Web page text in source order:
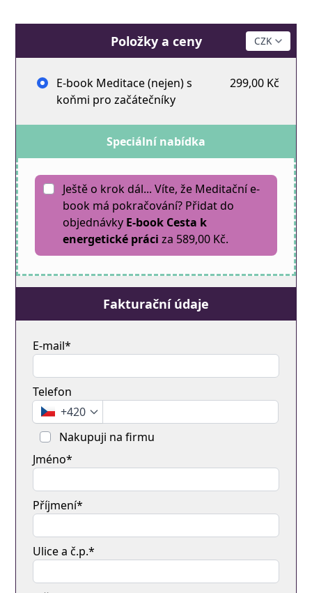
Položky a ceny
E-book Meditace (nejen) s
koňmi pro začátečníky
299,00 Kč
Speciální nabídka
Ještě o krok dál... Víte, že Meditační e-
book má pokračování? Přidat do
objednávky E-book Cesta k
energetické práci za 589,00 Kč.
Fakturační údaje
E-mail*
Telefon
+420
Nakupuji na firmu
Jméno*
Příjmení*
Ulice a č.p.*